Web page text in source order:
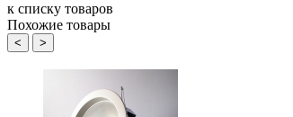
к списку товаров
Похожие товары
< >